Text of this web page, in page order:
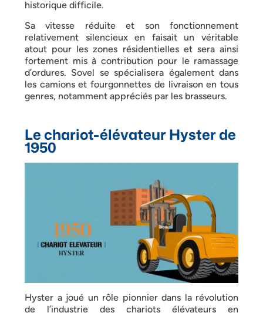
historique difficile.
Sa vitesse réduite et son fonctionnement
relativement silencieux en faisait un véritable
atout pour les zones résidentielles et sera ainsi
fortement mis à contribution pour le ramassage
d’ordures. Sovel se spécialisera également dans
les camions et fourgonnettes de livraison en tous
genres, notamment appréciés par les brasseurs.
Le chariot-élévateur Hyster de
1950
Hyster a joué un rôle pionnier dans la révolution
de l’industrie des chariots élévateurs en